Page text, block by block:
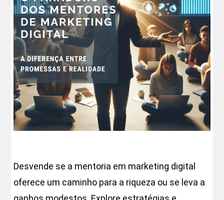
Desvende se a mentoria em marketing digital
oferece um caminho para a riqueza ou se leva a